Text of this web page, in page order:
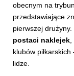
SKLEP
obecnym na
przedstawiające
pierwszej drużyny.
postaci naklejek
klubów
lidze.